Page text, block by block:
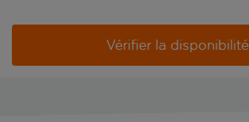
Vérifier la disponibilité